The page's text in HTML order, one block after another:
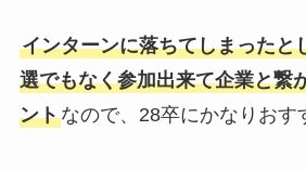
インターンに落ちてしまったと
選でもなく参加出来て企業と繋
ントなので、28卒にかなりおす